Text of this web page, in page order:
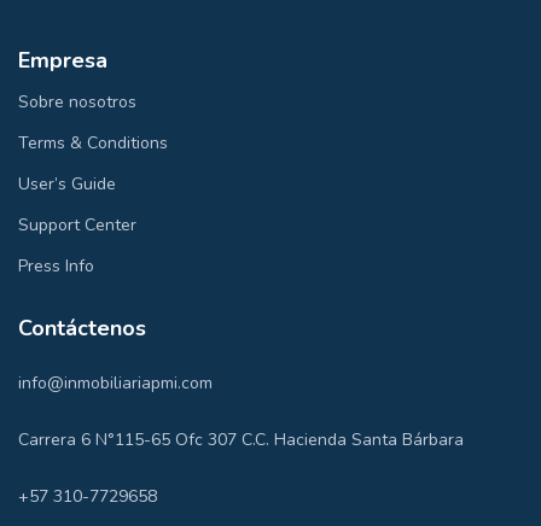
Empresa
Sobre nosotros
Terms & Conditions
User’s Guide
Support Center
Press Info
Contáctenos
info@inmobiliariapmi.com
Carrera 6 N°115-65 Ofc 307 C.C. Hacienda Santa Bárbara
+57 310-7729658